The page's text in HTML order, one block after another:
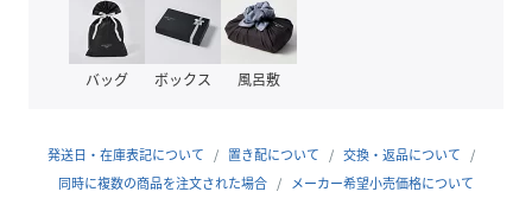
・スカートで女性らしい印象にも◎
【ブラウン着用アイテム】【低身長サイズあり】セミフレア
デニム
バッグ ボックス 風呂敷
発送日・在庫表記について 置き配について
交換・返品について
同時に複数の商品を注文された場合
メーカー希望小売価格について